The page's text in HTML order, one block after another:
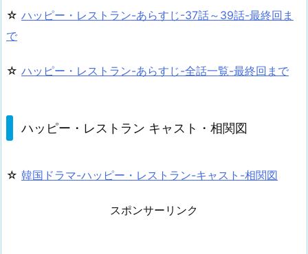
☆ ハッピー・レストラン-あらすじ-37話～39話-最終回ま
で
☆ ハッピー・レストラン-あらすじ-全話一覧-最終回まで
ハッピー・レストラン キャスト・相関図
☆ 韓国ドラマ-ハッピー・レストラン-キャスト-相関図
スポンサーリンク